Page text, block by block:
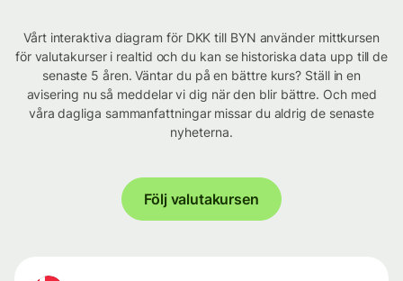
Vårt interaktiva diagram för DKK till BYN använder mittkursen
för valutakurser i realtid och du kan se historiska data upp till de
senaste 5 åren. Väntar du på en bättre kurs? Ställ in en
avisering nu så meddelar vi dig när den blir bättre. Och med
våra dagliga sammanfattningar missar du aldrig de senaste
nyheterna.
Följ valutakursen